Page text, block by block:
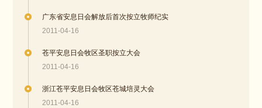
广东省安息日会解放后首次按立牧师纪实
2011-04-16
苍平安息日会牧区圣职按立大会
2011-04-16
浙江苍平安息日会牧区苍城培灵大会
2011-04-16